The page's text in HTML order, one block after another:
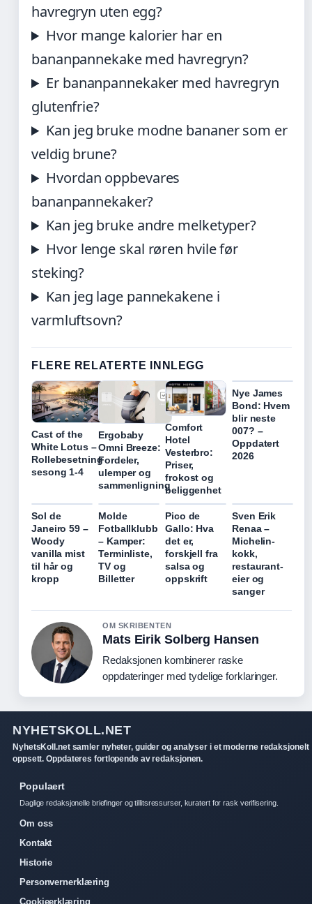
havregryn uten egg?
Hvor mange kalorier har en
bananpannekake med havregryn?
Er bananpannekaker med havregryn
glutenfrie?
Kan jeg bruke modne bananer som er
veldig brune?
Hvordan oppbevares
bananpannekaker?
Kan jeg bruke andre melketyper?
Hvor lenge skal røren hvile før
steking?
Kan jeg lage pannekakene i
varmluftsovn?
FLERE RELATERTE INNLEGG
Cast of the
White Lotus –
Rollebesetning
sesong 1-4
Ergobaby
Omni Breeze:
Fordeler,
ulemper og
sammenligning
Comfort
Hotel
Vesterbro:
Priser,
frokost og
beliggenhet
Nye James
Bond: Hvem
blir neste
007? –
Oppdatert
2026
Sol de
Janeiro 59 –
Woody
vanilla mist
til hår og
kropp
Molde
Fotballklubb
– Kamper:
Terminliste,
TV og
Billetter
Pico de
Gallo: Hva
det er,
forskjell fra
salsa og
oppskrift
Sven Erik
Renaa –
Michelin-
kokk,
restaurant-
eier og
sanger
OM SKRIBENTEN
Mats Eirik Solberg Hansen
Redaksjonen kombinerer raske
oppdateringer med tydelige forklaringer.
NYHETSKOLL.NET
NyhetsKoll.net samler nyheter, guider og analyser i et moderne redaksjonelt
oppsett. Oppdateres fortlopende av redaksjonen.
Populaert
Daglige redaksjonelle briefinger og tillitsressurser, kuratert for rask verifisering.
Om oss
Kontakt
Historie
Personvernerklæring
Cookieerklæring